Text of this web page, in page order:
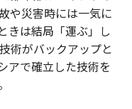
や災害時には一気に
きは結局「運ぶ」し
術がバックアップと
アで確立した技術を